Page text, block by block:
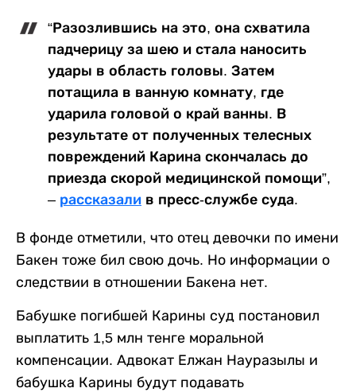
“Разозлившись на это, она схватила
падчерицу за шею и стала наносить
удары в область головы. Затем
потащила в ванную комнату, где
ударила головой о край ванны. В
результате от полученных телесных
повреждений Карина скончалась до
приезда скорой медицинской помощи”,
– рассказали в пресс-службе суда.
В фонде отметили, что отец девочки по имени
Бакен тоже бил свою дочь. Но информации о
следствии в отношении Бакена нет.
Бабушке погибшей Карины суд постановил
выплатить 1,5 млн тенге моральной
компенсации. Адвокат Елжан Науразылы и
бабушка Карины будут подавать